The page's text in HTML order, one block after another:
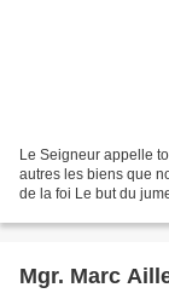
Le Seigneur appelle
autres les biens que
de la foi Le but du
Mgr. Marc